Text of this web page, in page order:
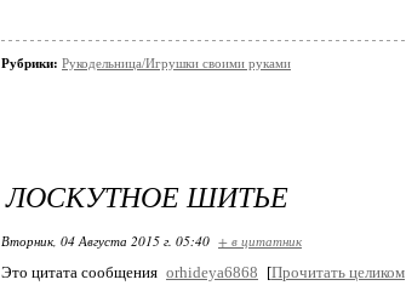
Рубрики: Рукодельница/Игрушки своими руками
ЛОСКУТНОЕ ШИТЬЕ
Вторник, 04 Августа 2015 г. 05:40 + в цитатник
Это цитата сообщения orhideya6868 [Прочитать целиком